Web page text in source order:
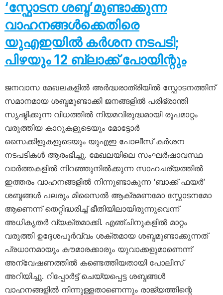
‘സ്ഫോടന ശബ്ദ’മുണ്ടാക്കുന്ന
വാഹനങ്ങൾക്കെതിരെ
യുഎഇയിൽ കർശന നടപടി;
പിഴയും 12 ബ്ലാക്ക് പോയിന്റും
ജനവാസ മേഖലകളിൽ അർദ്ധരാത്രിയിൽ സ്ഫോടനത്തിന്
സമാനമായ ശബ്ദമുണ്ടാക്കി ജനങ്ങളിൽ പരിഭ്രാന്തി
സൃഷ്ടിക്കുന്ന വിധത്തിൽ നിയമവിരുദ്ധമായി രൂപമാറ്റം
വരുത്തിയ കാറുകളുടെയും മോട്ടോർ
സൈക്കിളുകളുടെയും യുഎഇ പോലീസ് കർശന
നടപടികൾ ആരംഭിച്ചു. മേഖലയിലെ സംഘർഷാവസ്ഥ
വാർത്തകളിൽ നിറഞ്ഞുനിൽക്കുന്ന സാഹചര്യത്തിൽ
ഇത്തരം വാഹനങ്ങളിൽ നിന്നുണ്ടാകുന്ന ‘ബാക്ക് ഫയർ’
ശബ്ദങ്ങൾ പലരും മിസൈൽ ആക്രമണമോ സ്ഫോടനമോ
ആണെന്ന് തെറ്റിദ്ധരിച്ച് ഭീതിയിലായിരുന്നുവെന്ന്
അധികൃതർ വ്യക്തമാക്കി. എഞ്ചിനുകളിൽ മാറ്റം
വരുത്തി ഉദ്ദേശപൂർവ്വം ശക്തമായ ശബ്ദമുണ്ടാക്കുന്നത്
പ്രധാനമായും കൗമാരക്കാരും യുവാക്കളുമാണെന്ന്
അന്വേഷണത്തിൽ കണ്ടെത്തിയതായി പോലീസ്
അറിയിച്ചു. റിപ്പോർട്ട് ചെയ്യപ്പെട്ട ശബ്ദങ്ങൾ
വാഹനങ്ങളിൽ നിന്നുള്ളതാണെന്നും രാജ്യത്തിന്റെ